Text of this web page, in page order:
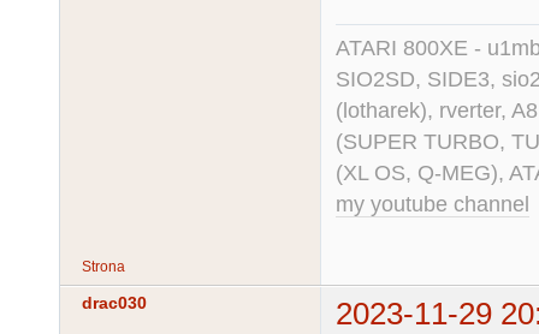
ATARI 800XE -
SIO2SD, SIDE3,
(lotharek), rverter,
(SUPER TURBO,
(XL OS, Q-MEG),
my youtube channel
Strona
drac030 2023-11-29